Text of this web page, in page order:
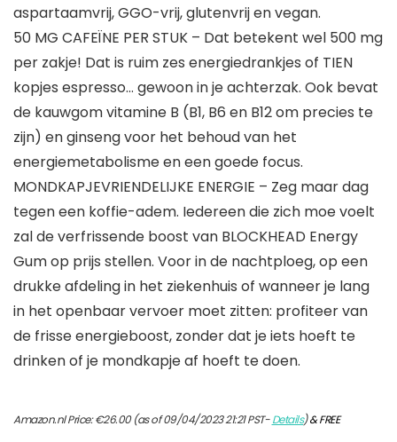
aspartaamvrij, GGO-vrij, glutenvrij en vegan.
50 MG CAFEÏNE PER STUK – Dat betekent wel 500 mg
per zakje! Dat is ruim zes energiedrankjes of TIEN
kopjes espresso… gewoon in je achterzak. Ook bevat
de kauwgom vitamine B (B1, B6 en B12 om precies te
zijn) en ginseng voor het behoud van het
energiemetabolisme en een goede focus.
MONDKAPJEVRIENDELIJKE ENERGIE – Zeg maar dag
tegen een koffie-adem. Iedereen die zich moe voelt
zal de verfrissende boost van BLOCKHEAD Energy
Gum op prijs stellen. Voor in de nachtploeg, op een
drukke afdeling in het ziekenhuis of wanneer je lang
in het openbaar vervoer moet zitten: profiteer van
de frisse energieboost, zonder dat je iets hoeft te
drinken of je mondkapje af hoeft te doen.
Amazon.nl Price:€26.00(as of 09/04/2023 21:21 PST-Details)&FREE